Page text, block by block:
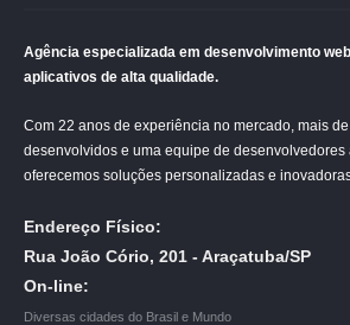
Agência especializada em desenvolvimento
aplicativos de alta qualidade.
Com 22 anos de experiência no mercado, mais
desenvolvidos e uma equipe de
oferecemos soluções personalizadas e
Endereço Físico:
Rua João Cório, 201 - Araçatuba/SP
On-line:
Diversas cidades do Brasil e Mundo